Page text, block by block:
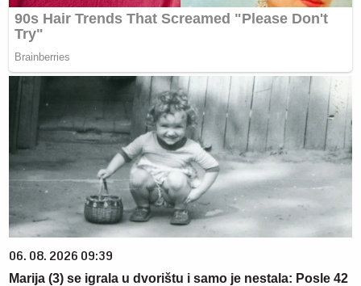
06. 08. 2026 09:39
Marija (3) se igrala u dvorištu i samo je nestala: Posle 42